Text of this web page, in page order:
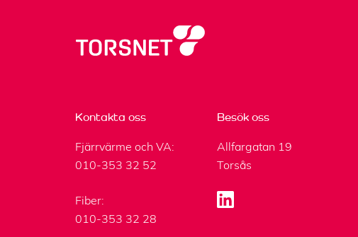
Kontakta oss
Fjärrvärme och VA:
010-353 32 52
Fiber:
010-353 32 28
Besök oss
Allfargatan 19
Torsås